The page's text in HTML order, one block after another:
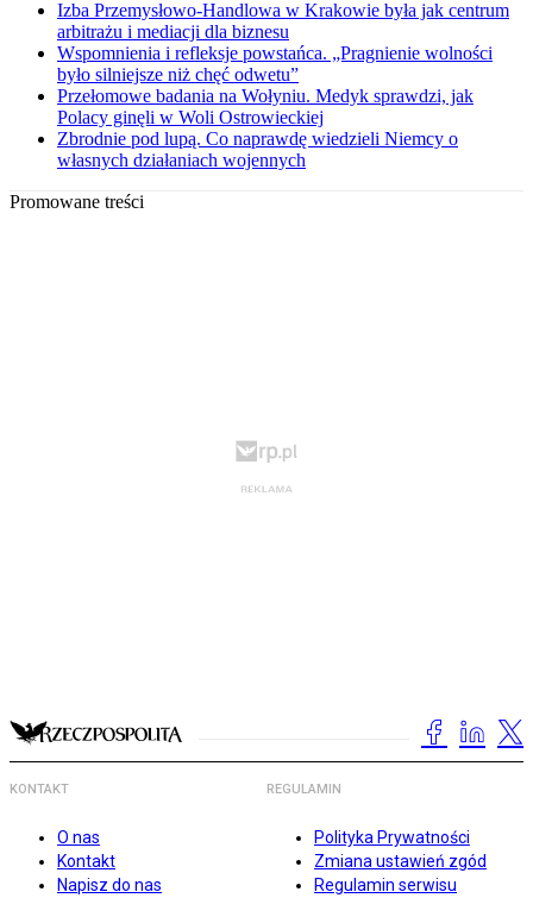
Izba Przemysłowo-Handlowa w Krakowie była jak centrum
arbitrażu i mediacji dla biznesu
Wspomnienia i refleksje powstańca. „Pragnienie wolności
było silniejsze niż chęć odwetu”
Przełomowe badania na Wołyniu. Medyk sprawdzi, jak
Polacy ginęli w Woli Ostrowieckiej
Zbrodnie pod lupą. Co naprawdę wiedzieli Niemcy o
własnych działaniach wojennych
Promowane treści
KONTAKT
O nas
Kontakt
Napisz do nas
REGULAMIN
Polityka Prywatności
Zmiana ustawień zgód
Regulamin serwisu